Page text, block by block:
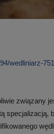
wedliniarz-
związany
specjalizacją,